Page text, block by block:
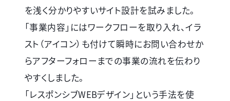
を浅く分かりやすいサイト設計を試みました。
「事業内容」にはワークフローを取り入れ、イラ
スト（アイコン）も付けて瞬時にお問い合わせか
らアフターフォローまでの事業の流れを伝わり
やすくしました。
「レスポンシブWEBデザイン」という手法を使